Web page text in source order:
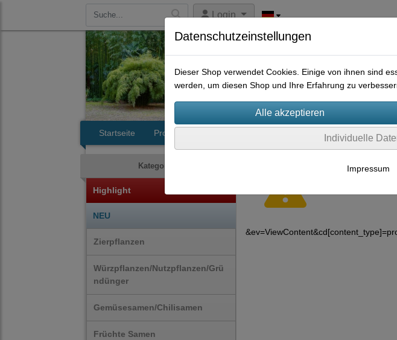
Login
Startseite Produkte
Kategorien
Highlight
NEU
Zierpflanzen
Würzpflanzen/Nutzpflanzen/Grü
ndünger
Gemüsesamen/Chilisamen
Früchte Samen
Datenschutzeinstellungen
Dieser Shop verwendet Cookies. Einige von ihnen sind
werden, um diesen Shop und Ihre Erfahrung zu
Individuelle
Impressum